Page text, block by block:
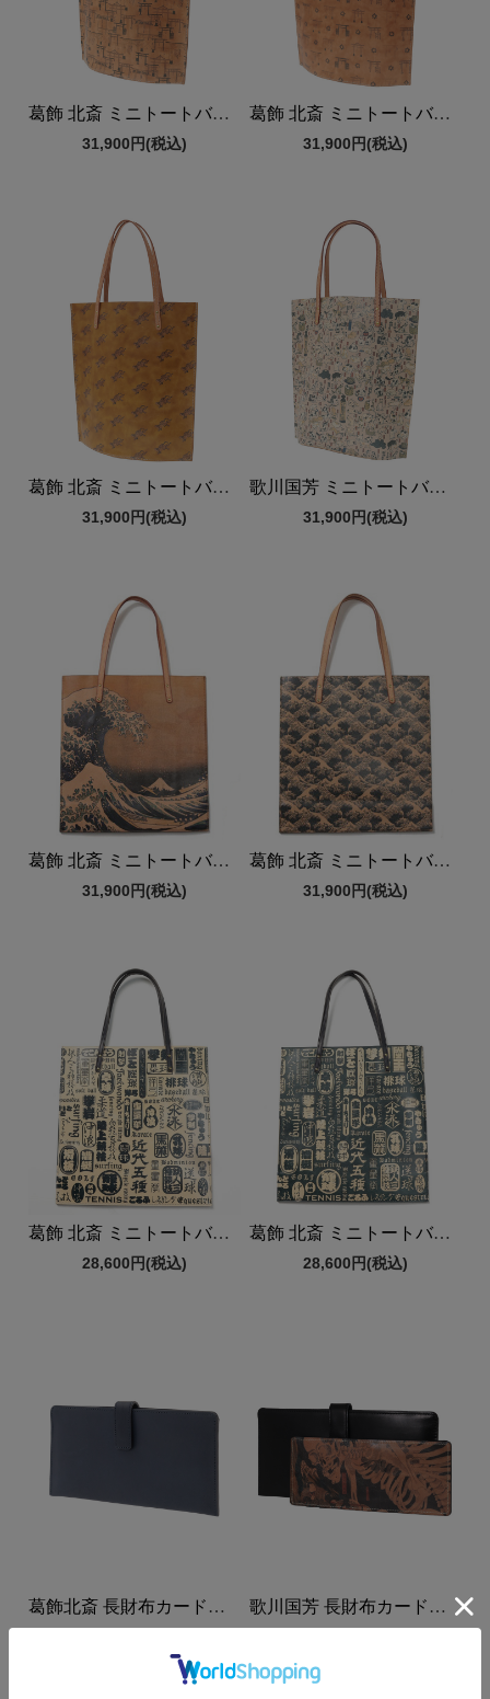
葛飾 北斎 ミニトートバッグ
31,900円(税込)
葛飾 北斎 ミニトートバッグ
31,900円(税込)
葛飾 北斎 ミニトートバッグ
31,900円(税込)
歌川国芳 ミニトートバッグ
31,900円(税込)
葛飾 北斎 ミニトートバッグ
31,900円(税込)
葛飾 北斎 ミニトートバッグ
31,900円(税込)
葛飾 北斎 ミニトートバッグ
28,600円(税込)
葛飾 北斎 ミニトートバッグ
28,600円(税込)
葛飾北斎 長財布カードケース付き 歌川国芳 長財布カードケース付き